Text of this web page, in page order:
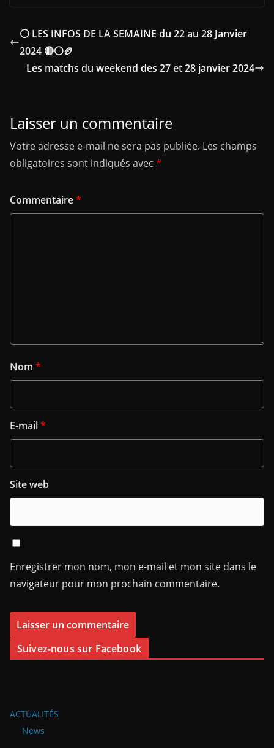
⚪ LES INFOS DE LA SEMAINE du 22 au 28 Janvier
2024 🔴⚪🏉
Les matchs du weekend des 27 et 28 janvier 2024
Laisser un commentaire
Votre adresse e-mail ne sera pas publiée. Les champs
obligatoires sont indiqués avec *
Commentaire*
Nom *
E-mail*
Site web
Enregistrer mon nom, mon e-mail et mon site dans le
navigateur pour mon prochain commentaire.
Suivez-nous sur Facebook
ACTUALITÉS
News